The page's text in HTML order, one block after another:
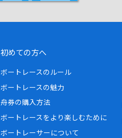
初めての方へ
ボートレースのルール
ボートレースの魅力
舟券の購入方法
ボートレースをより楽しむために
ボートレーサーについて